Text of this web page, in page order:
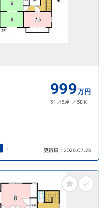
999万円
31.45坪 5DK
更新日： 2026.07.26